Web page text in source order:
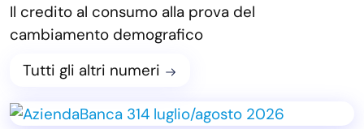
Il credito al consumo alla prova del
cambiamento demografico
Tutti gli altri numeri